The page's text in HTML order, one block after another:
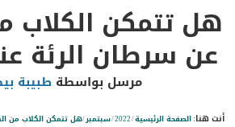
هل تتمكن
عن سرطان الرئة
مرسل بواسطة طبيبة
أنت هنا:الصفحة الرئيسية/
2022
/سبتمبر/هل تتمكن الكلاب من